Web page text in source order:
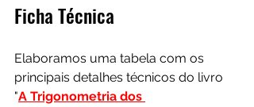
Ficha Técnica
Elaboramos uma tabela com os
principais detalhes técnicos do livro
"A Trigonometria dos